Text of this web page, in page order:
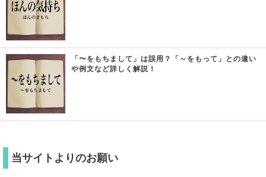
「〜をもちまして」は誤用？「～をもって」との違い
や例文など詳しく解説！
当サイトよりのお願い